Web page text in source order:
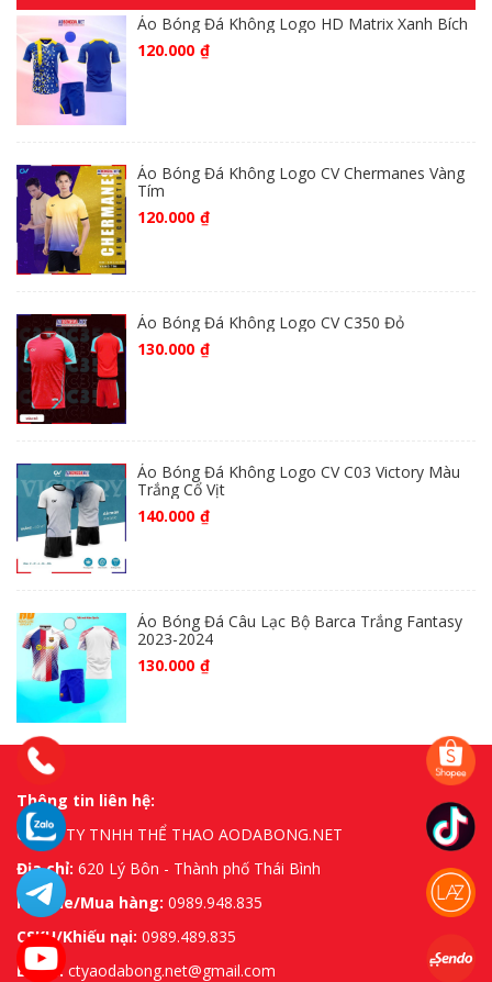
Áo Bóng Đá Không Logo HD Matrix Xanh Bích
120.000 ₫
Áo Bóng Đá Không Logo CV Chermanes Vàng
Tím
120.000 ₫
Áo Bóng Đá Không Logo CV C350 Đỏ
130.000 ₫
Áo Bóng Đá Không Logo CV C03 Victory Màu
Trắng Cổ Vịt
140.000 ₫
Áo Bóng Đá Câu Lạc Bộ Barca Trắng Fantasy
2023-2024
130.000 ₫
Thông tin liên hệ:
CÔNG TY TNHH THỂ THAO AODABONG.NET
Địa chỉ: 620 Lý Bôn - Thành phố Thái Bình
Hotline/Mua hàng: 0989.948.835
CSKH/Khiếu nại: 0989.489.835
Email:ctyaodabong.net@gmail.com